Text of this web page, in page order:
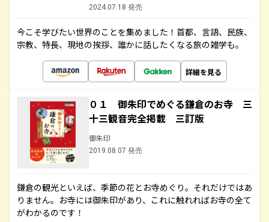
2024.07.18 発売
今こそ学びたい世界のことを集めました！首都、言語、民族、
宗教、特長、現地の挨拶、誰かに話したくなる旅の雑学も。
詳細を見る
０１ 御朱印でめぐる鎌倉のお寺 三
十三観音完全掲載 三訂版
御朱印
2019.08.07 発売
鎌倉の観光といえば、季節の花とお寺めぐり。それだけではあ
りません。お寺には御朱印があり、これに触れればお寺の全て
がわかるのです！